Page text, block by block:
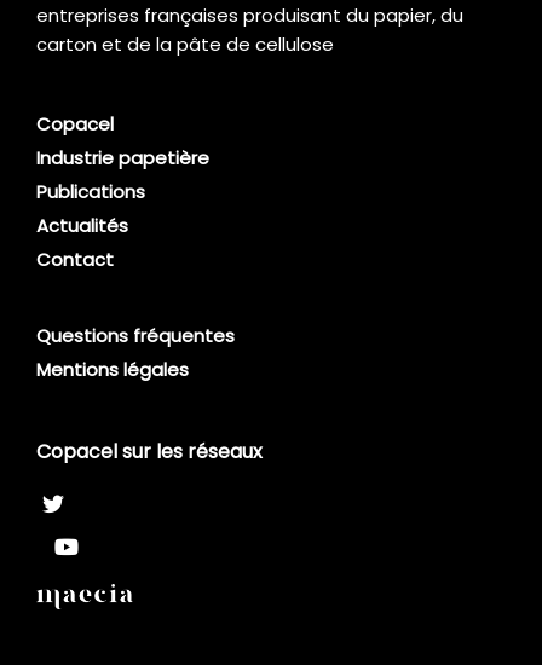
entreprises françaises produisant du papier, du
carton et de la pâte de cellulose
Copacel
Industrie papetière
Publications
Actualités
Contact
Questions fréquentes
Mentions légales
Copacel sur les réseaux